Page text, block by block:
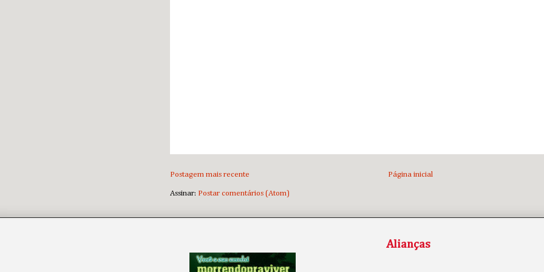
Postagem mais recente Página inicial
Assinar: Postar comentários (Atom)
Alianças